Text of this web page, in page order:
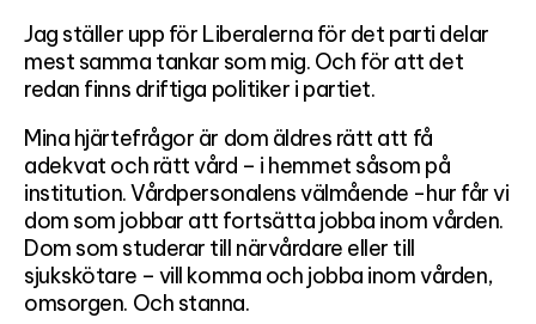
Jag ställer upp för Liberalerna för det parti delar
mest samma tankar som mig. Och för att det
redan finns driftiga politiker i partiet.
Mina hjärtefrågor är dom äldres rätt att få
adekvat och rätt vård – i hemmet såsom på
institution. Vårdpersonalens välmående -hur får vi
dom som jobbar att fortsätta jobba inom vården.
Dom som studerar till närvårdare eller till
sjukskötare – vill komma och jobba inom vården,
omsorgen. Och stanna.